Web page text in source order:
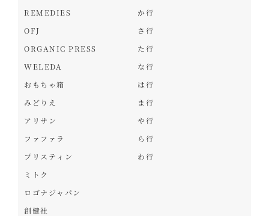
REMEDIES
OFJ
ORGANIC PRESS
WELEDA
おもちゃ箱
みどりえ
アリサン
ファファラ
プリスティン
ミトク
ロゴナジャパン
創健社
か行
さ行
た行
な行
は行
ま行
や行
ら行
わ行